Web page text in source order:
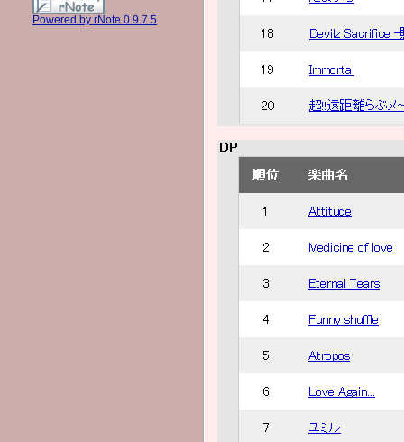
Powered by rNote 0.9.7.5